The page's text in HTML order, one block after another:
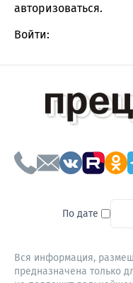
авторизоваться.
Войти:
По дате To
Вся информация,
предназначена только